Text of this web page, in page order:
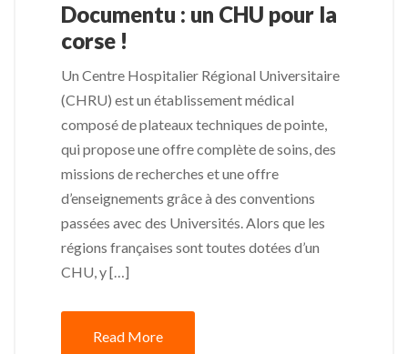
Documentu : un CHU pour la
corse !
Un Centre Hospitalier Régional Universitaire
(CHRU) est un établissement médical
composé de plateaux techniques de pointe,
qui propose une offre complète de soins, des
missions de recherches et une offre
d’enseignements grâce à des conventions
passées avec des Universités. Alors que les
régions françaises sont toutes dotées d’un
CHU, y […]
Read More